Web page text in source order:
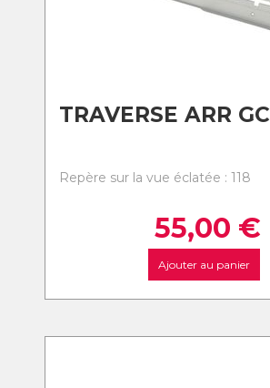
TRAVERSE ARR GC
Repère sur la vue éclatée : 118
55,00 €
Ajouter au panier